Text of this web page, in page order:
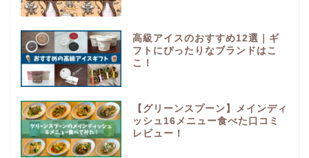
高級アイスのおすすめ12選｜ギ
フトにぴったりなブランドはこ
こ！
【グリーンスプーン】メインディ
ッシュ16メニュー食べた口コミ
レビュー！